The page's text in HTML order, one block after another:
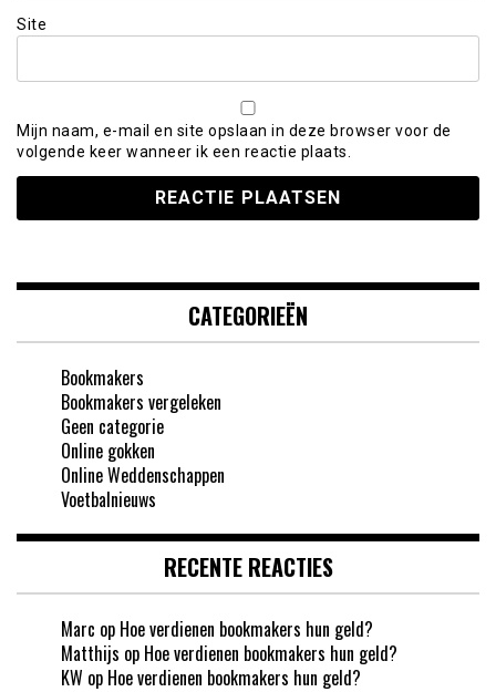
Site
Mijn naam, e-mail en site opslaan in deze browser voor de
volgende keer wanneer ik een reactie plaats.
CATEGORIEËN
Bookmakers
Bookmakers vergeleken
Geen categorie
Online gokken
Online Weddenschappen
Voetbalnieuws
RECENTE REACTIES
Marc op Hoe verdienen bookmakers hun geld?
Matthijs op Hoe verdienen bookmakers hun geld?
KW op Hoe verdienen bookmakers hun geld?